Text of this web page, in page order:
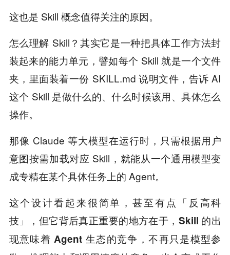
这也是 Skill 概念值得关注的原因。
怎么理解 Skill？其实它是一种把具体工作方法封
装起来的能力单元，譬如每个 Skill 就是一个文件
夹，里面装着一份 SKILL.md 说明文件，告诉 AI
这个 Skill 是做什么的、什么时候该用、具体怎么
操作。
那像 Claude 等大模型在运行时，只需根据用户
意图按需加载对应 Skill，就能从一个通用模型变
成专精在某个具体任务上的 Agent。
这个设计看起来很简单，甚至有点「反高科
技」，但它背后真正重要的地方在于， Skill 的出
现意味着 Agent 生态的竞争，不再只是模型参